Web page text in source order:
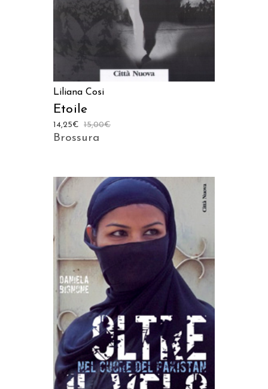
Liliana Cosi
Etoile
15,00€
14,25€
Brossura
AGGIUNGI AL CARRELLO